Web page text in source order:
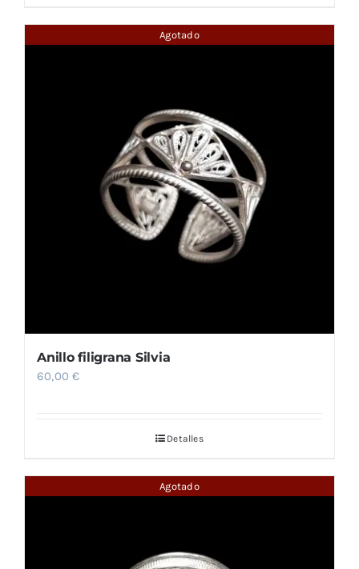
Agotado
Anillo filigrana Silvia
60,00€
Detalles
Agotado